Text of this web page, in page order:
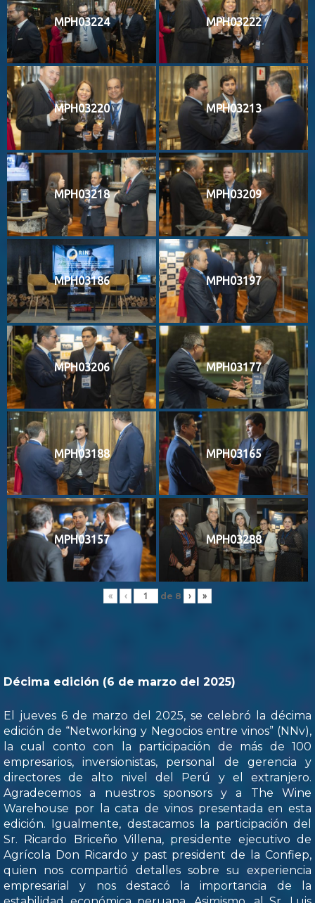
MPH03224 MPH03222
MPH03220 MPH03213
MPH03218 MPH03209
MPH03186 MPH03197
MPH03206 MPH03177
MPH03188 MPH03165
MPH03157 MPH03288
« ‹ de 8 › »
Décima edición (6 de marzo del 2025)
El jueves 6 de marzo del 2025, se celebró la décima
edición de “Networking y Negocios entre vinos” (NNv),
la cual conto con la participación de más de 100
empresarios, inversionistas, personal de gerencia y
directores de alto nivel del Perú y el extranjero.
Agradecemos a nuestros sponsors y a The Wine
Warehouse por la cata de vinos presentada en esta
edición. Igualmente, destacamos la participación del
Sr. Ricardo Briceño Villena, presidente ejecutivo de
Agrícola Don Ricardo y past president de la Confiep,
quien nos compartió detalles sobre su experiencia
empresarial y nos destacó la importancia de la